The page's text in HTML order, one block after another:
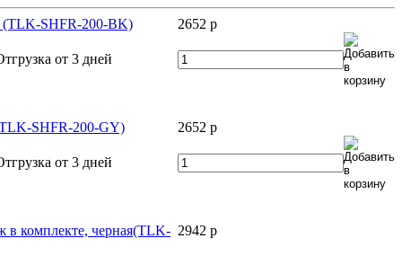
(TLK-SHFR-200-BK) 2652 p
от 3 дней
SHFR-200-GY) 2652 p
от 3 дней
в комплекте, черная(TLK- 2942 p